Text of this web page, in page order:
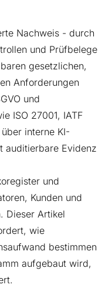
Nachweis - durch
und Prüfbelege
gesetzlichen,
Anforderungen
und
ISO 27001, IATF
interne KI-
auditierbare Evidenz
und
Kunden und
Dieser Artikel
wie
bestimmen
aufgebaut wird,